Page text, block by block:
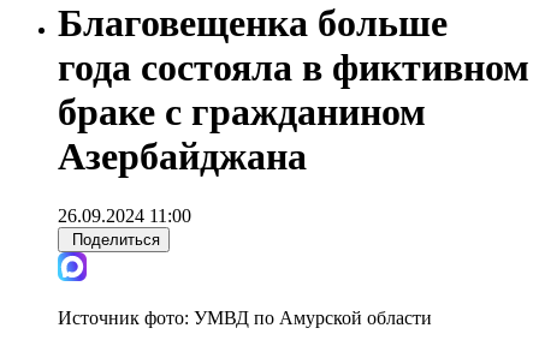
Благовещенка больше
года состояла в фиктивном
браке с гражданином
Азербайджана
26.09.2024 11:00
Поделиться
Источник фото: УМВД по Амурской области